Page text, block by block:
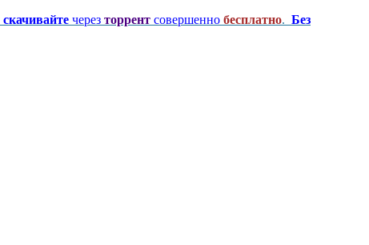
скачивайте через торрент совершенно бесплатно. Без